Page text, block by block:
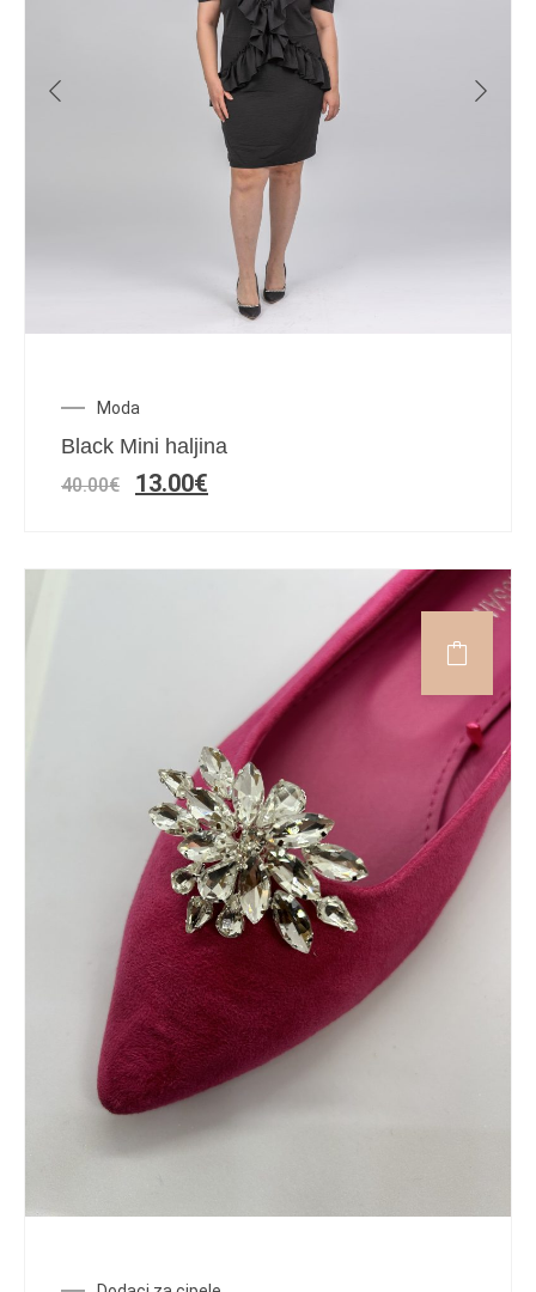
Moda
Black Mini haljina
40.00€ 13.00€